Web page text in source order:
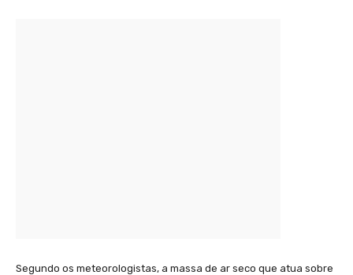
Segundo os meteorologistas, a massa de ar seco que atua sobre